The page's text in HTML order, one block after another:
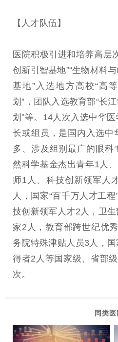
【人才队伍】
医院积极引进和培养高层
创新引智基地”“生物材料
基地”入选地方高校“高
划”，团队入选教育部“长
划”等。14人次入选中华
长或组员，是国内入选中
多、涉及组别最广的眼科
然科学基金杰出青年1人
师1人、科技创新领军人
人，国家“百千万人才工
技创新领军人才2人，卫
家2人，教育部跨世纪优
务院特殊津贴人员3人，
得者2人等国家级、省部
次。
同类医